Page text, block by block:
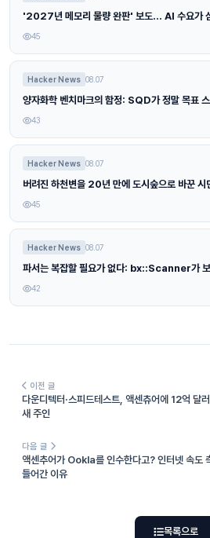
'2027년 메모리 물량 완판' 보도… AI 수요가
45
Hacker News 08.07
양자화학 벤치마크의 함정: SQD가 정말 목표
43
Hacker News 08.07
버려진 하천변을 20년 만에 도시숲으로 바꾼 시
45
Hacker News 08.07
파서는 복잡할 필요가 없다: bx::Scanner가 보
42
이전 글
다운디텍터·스피드테스트, 액센츄어에 12억 달
새 주인
다음 글
액센추어가 Ookla를 인수한다고? 인터넷 속도
들어간 이유
목록으로